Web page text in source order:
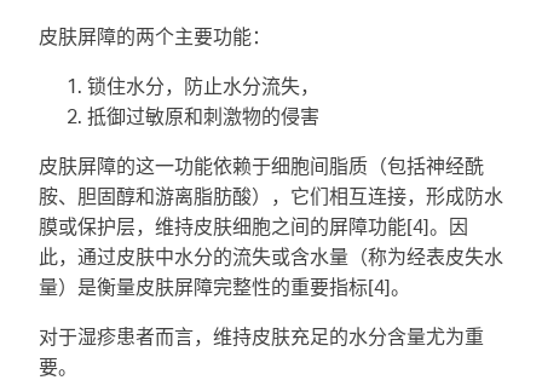
皮肤屏障的两个主要功能：
锁住水分，防止水分流失，
抵御过敏原和刺激物的侵害
皮肤屏障的这一功能依赖于细胞间脂质（包括神经酰
胺、胆固醇和游离脂肪酸），它们相互连接，形成防水
膜或保护层，维持皮肤细胞之间的屏障功能[4]。因
此，通过皮肤中水分的流失或含水量（称为经表皮失水
量）是衡量皮肤屏障完整性的重要指标[4]。
对于湿疹患者而言，维持皮肤充足的水分含量尤为重
要。